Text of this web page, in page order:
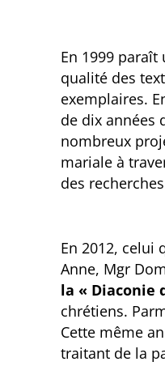
En 1999
qualité des
exemplaires.
de dix années
nombreux
mariale à
des
En 2012, celui
Anne, Mgr
la « Diaconie
chrétiens.
Cette même
traitant de la